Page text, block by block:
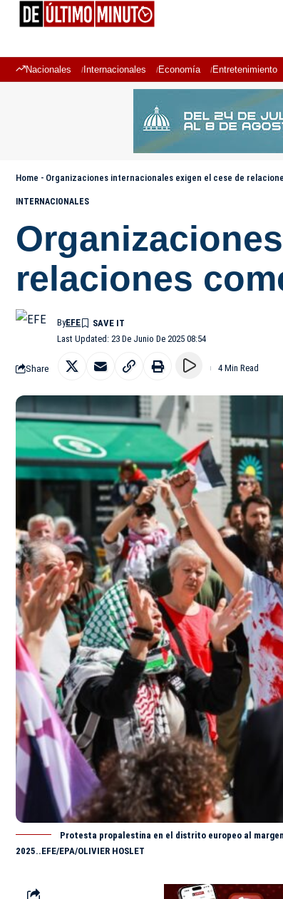
Nacionales Internacionales Economía Entretenimiento
Home - Organizaciones internacionales exigen el cese de
INTERNACIONALES
relaciones
Last Updated: 23 De Junio De 2025 08:54
ByEFE
Share 4 Min Read
Protesta propalestina en el distrito europeo al
2025..EFE/EPA/OLIVIER HOSLET